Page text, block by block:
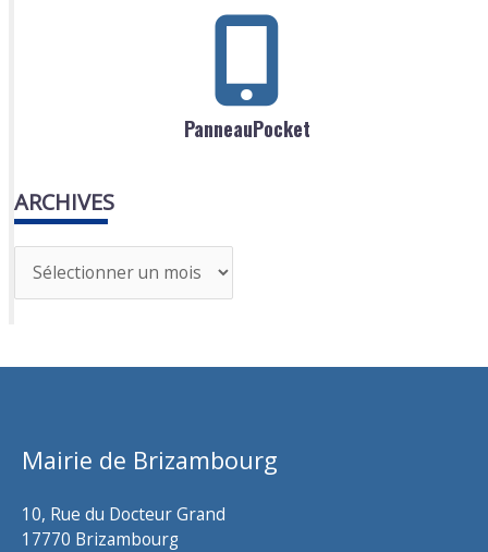
PanneauPocket
ARCHIVES
r
h
Mairie de Brizambourg
10, Rue du Docteur Grand
17770 Brizambourg